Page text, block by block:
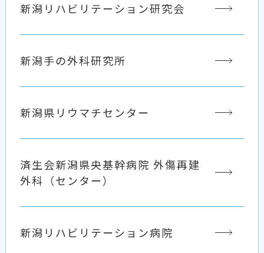
新潟リハビリテーション研究会
新潟手の外科研究所
新潟県リウマチセンター
済生会新潟県央基幹病院 外傷再建
外科（センター）
新潟リハビリテーション病院